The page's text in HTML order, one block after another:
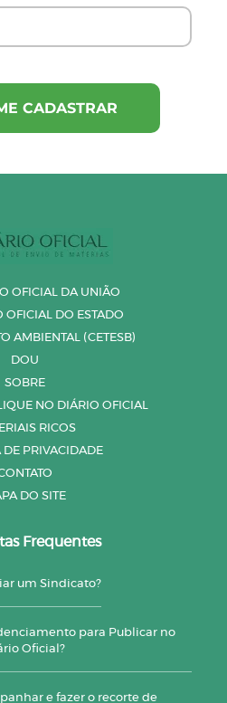
OFICIAL DA UNIÃO
OFICIAL DO ESTADO
AMBIENTAL (CETESB)
DOU
SOBRE
NO DIÁRIO OFICIAL
RICOS
DE PRIVACIDADE
DO SITE
Frequentes
um Sindicato?
para Publicar no
Oficial?
e fazer o recorte de